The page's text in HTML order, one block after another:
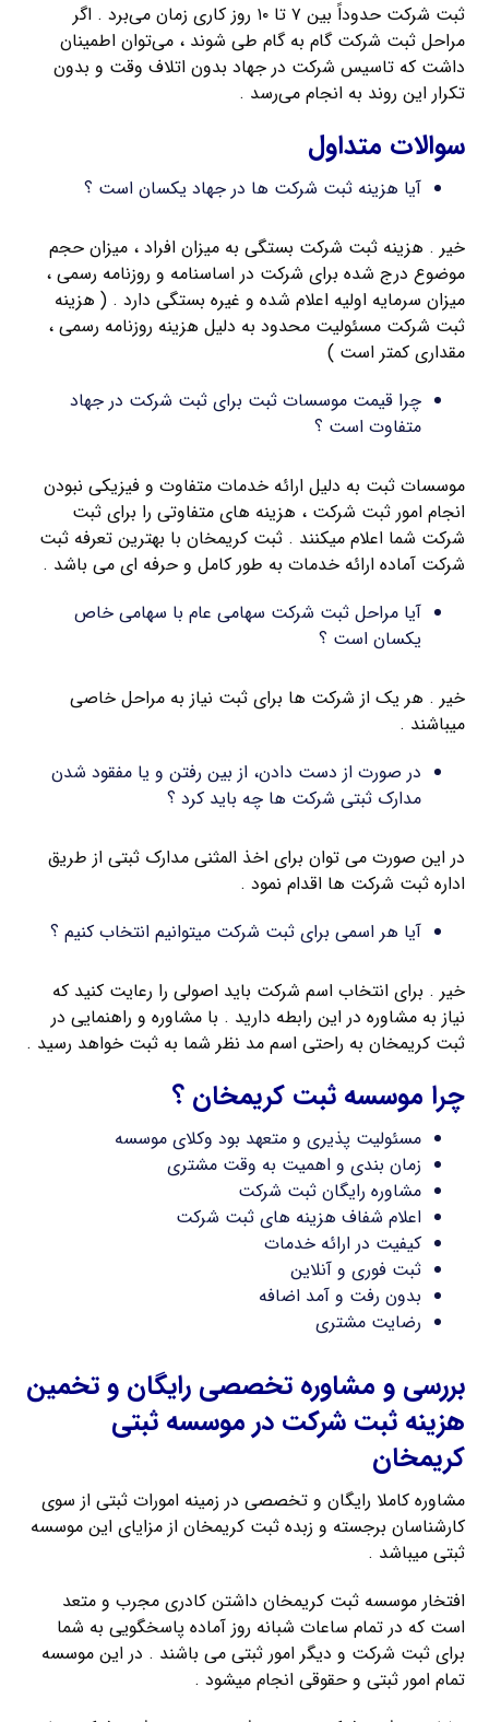
ثبت شرکت حدوداً بین ۷ تا ۱۰ روز کاری زمان می‌برد . اگر
مراحل ثبت شرکت گام به گام طی شوند ، می‌توان اطمینان
داشت که تاسیس شرکت در جهاد بدون اتلاف وقت و بدون
تکرار این روند به انجام می‌رسد .
سوالات متداول
آیا هزینه ثبت شرکت ها در جهاد یکسان است ؟
خیر . هزینه ثبت شرکت بستگی به میزان افراد ، میزان حجم
موضوع درج شده برای شرکت در اساسنامه و روزنامه رسمی ،
میزان سرمایه اولیه اعلام شده و غیره بستگی دارد . ( هزینه
ثبت شرکت مسئولیت محدود به دلیل هزینه روزنامه رسمی ،
مقداری کمتر است )
چرا قیمت موسسات ثبت برای ثبت شرکت در جهاد
متفاوت است ؟
موسسات ثبت به دلیل ارائه خدمات متفاوت و فیزیکی نبودن
انجام امور ثبت شرکت ، هزینه های متفاوتی را برای ثبت
شرکت شما اعلام میکنند . ثبت کریمخان با بهترین تعرفه ثبت
شرکت آماده ارائه خدمات به طور کامل و حرفه ای می باشد .
آیا مراحل ثبت شرکت سهامی عام با سهامی خاص
یکسان است ؟
خیر . هر یک از شرکت ها برای ثبت نیاز به مراحل خاصی
میباشند .
در صورت از دست دادن، از بین رفتن و یا مفقود شدن
مدارک ثبتی شرکت ها چه باید کرد ؟
در این صورت می توان برای اخذ المثنی مدارک ثبتی از طریق
اداره ثبت شرکت ها اقدام نمود .
آیا هر اسمی برای ثبت شرکت میتوانیم انتخاب کنیم ؟
خیر . برای انتخاب اسم شرکت باید اصولی را رعایت کنید که
نیاز به مشاوره در این رابطه دارید . با مشاوره و راهنمایی در
ثبت کریمخان به راحتی اسم مد نظر شما به ثبت خواهد رسید .
چرا موسسه ثبت کریمخان ؟
مسئولیت پذیری و متعهد بود وکلای موسسه
زمان بندی و اهمیت به وقت مشتری
مشاوره رایگان ثبت شرکت
اعلام شفاف هزینه های ثبت شرکت
کیفیت در ارائه خدمات
ثبت فوری و آنلاین
بدون رفت و آمد اضافه
رضایت مشتری
بررسی و مشاوره تخصصی رایگان و تخمین
هزینه ثبت شرکت در موسسه ثبتی
کریمخان
مشاوره کاملا رایگان و تخصصی در زمینه امورات ثبتی از سوی
کارشناسان برجسته و زبده ثبت کریمخان از مزایای این موسسه
ثبتی میباشد .
افتخار موسسه ثبت کریمخان داشتن کادری مجرب و متعد
است که در تمام ساعات شبانه روز آماده پاسخگویی به شما
برای ثبت شرکت و دیگر امور ثبتی می باشند . در این موسسه
تمام امور ثبتی و حقوقی انجام میشود .